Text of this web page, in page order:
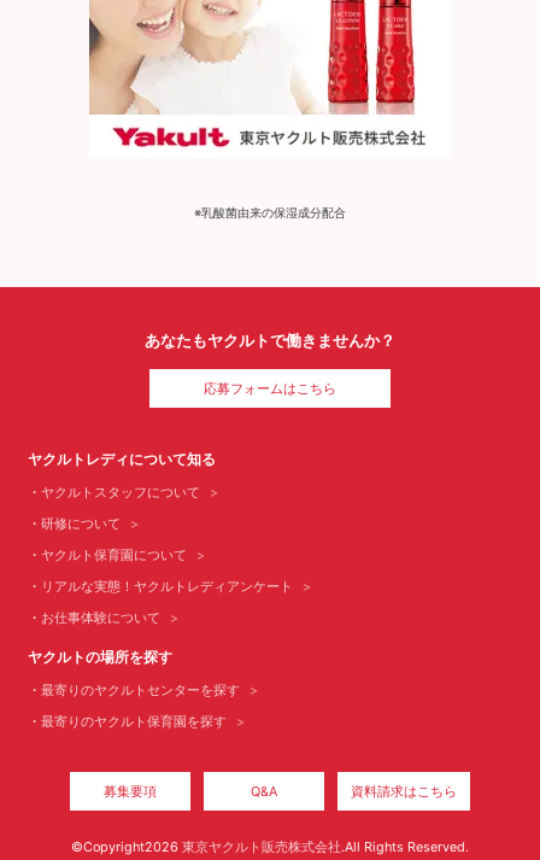
※乳酸菌由来の保湿成分配合
あなたもヤクルトで働きませんか？
応募フォームはこちら
ヤクルトレディについて知る
ヤクルトスタッフについて
研修について
ヤクルト保育園について
リアルな実態！ヤクルトレディアンケート
お仕事体験について
ヤクルトの場所を探す
最寄りのヤクルトセンターを探す
最寄りのヤクルト保育園を探す
募集要項 Q&A 資料請求はこちら
©Copyright2026 東京ヤクルト販売株式会社.All Rights Reserved.